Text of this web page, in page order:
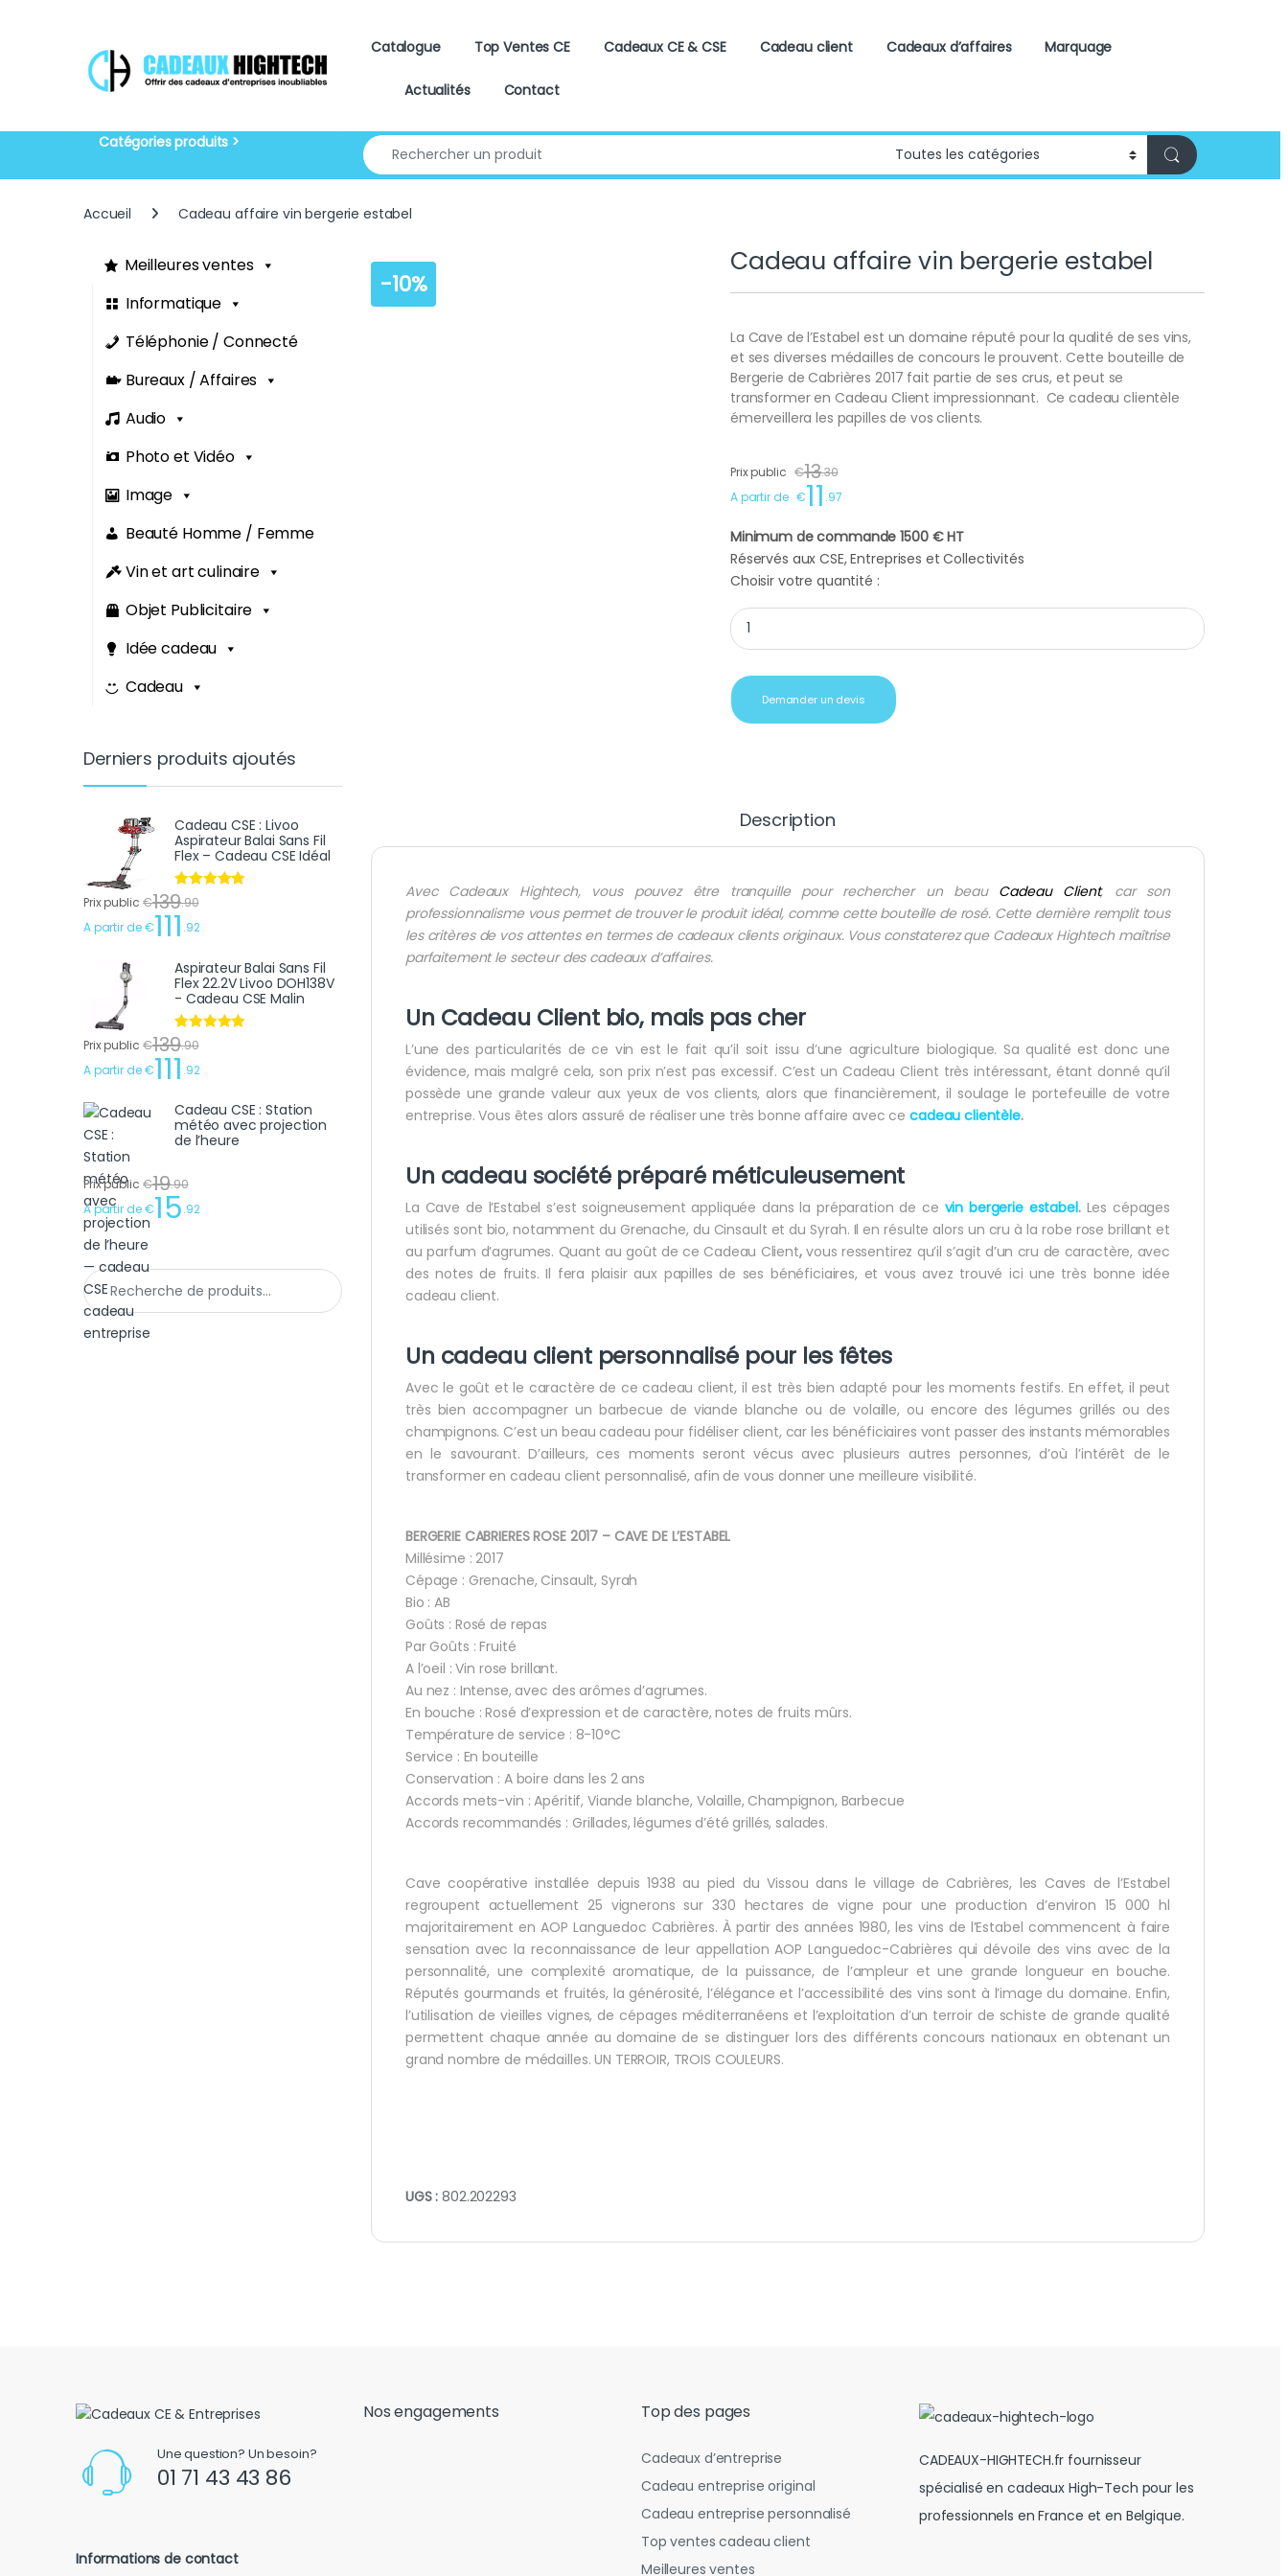
Catalogue
Top Ventes CE Cadeaux CE & CSE Cadeau client Cadeaux d’affaires Marquage
Actualités Contact
Search for:
Accueil Cadeau affaire vin bergerie estabel
-10%
Cadeau affaire vin bergerie estabel
La Cave de l’Estabel est un domaine réputé pour la qualité de ses vins,
et ses diverses médailles de concours le prouvent. Cette bouteille de
Bergerie de Cabrières 2017 fait partie de ses crus, et peut se
transformer en Cadeau Client impressionnant. Ce cadeau clientèle
émerveillera les papilles de vos clients.
Prix public €13.30
A partir de €11 .97
Minimum de commande 1500 € HT
Réservés aux CSE, Entreprises et Collectivités
Choisir votre quantité :
Cadeau affaire vin bergerie estabel quantity
Demander un devis
Description
Avec Cadeaux Hightech, vous pouvez être tranquille pour rechercher un beau Cadeau Client, car son
professionnalisme vous permet de trouver le produit idéal, comme cette bouteille de rosé. Cette dernière remplit tous
les critères de vos attentes en termes de cadeaux clients originaux. Vous constaterez que Cadeaux Hightech maîtrise
parfaitement le secteur des cadeaux d’affaires.
Un Cadeau Client bio, mais pas cher
L’une des particularités de ce vin est le fait qu’il soit issu d’une agriculture biologique. Sa qualité est donc une
évidence, mais malgré cela, son prix n’est pas excessif. C’est un Cadeau Client très intéressant, étant donné qu’il
possède une grande valeur aux yeux de vos clients, alors que financièrement, il soulage le portefeuille de votre
entreprise. Vous êtes alors assuré de réaliser une très bonne affaire avec cecadeau clientèle.
Un cadeau société préparé méticuleusement
La Cave de l’Estabel s’est soigneusement appliquée dans la préparation de ce vin bergerie estabel. Les cépages
utilisés sont bio, notamment du Grenache, du Cinsault et du Syrah. Il en résulte alors un cru à la robe rose brillant et
au parfum d’agrumes. Quant au goût de ce Cadeau Client,vous ressentirez qu’il s’agit d’un cru de caractère, avec
des notes de fruits. Il fera plaisir aux papilles de ses bénéficiaires, et vous avez trouvé ici une très bonne idée
cadeau client.
Un cadeau client personnalisé pour les fêtes
Avec le goût et le caractère de ce cadeau client, il est très bien adapté pour les moments festifs. En effet, il peut
très bien accompagner un barbecue de viande blanche ou de volaille, ou encore des légumes grillés ou des
champignons. C’est un beau cadeau pour fidéliser client, car les bénéficiaires vont passer des instants mémorables
en le savourant. D’ailleurs, ces moments seront vécus avec plusieurs autres personnes, d’où l’intérêt de le
transformer en cadeau client personnalisé, afin de vous donner une meilleure visibilité.
BERGERIE CABRIERES ROSE 2017 – CAVE DE L’ESTABEL
Millésime : 2017
Cépage : Grenache, Cinsault, Syrah
Bio : AB
Goûts : Rosé de repas
Par Goûts : Fruité
A l’oeil : Vin rose brillant.
Au nez : Intense, avec des arômes d’agrumes.
En bouche : Rosé d’expression et de caractère, notes de fruits mûrs.
Température de service : 8-10°C
Service : En bouteille
Conservation : A boire dans les 2 ans
Accords mets-vin : Apéritif, Viande blanche, Volaille, Champignon, Barbecue
Accords recommandés : Grillades, légumes d’été grillés, salades.
Cave coopérative installée depuis 1938 au pied du Vissou dans le village de Cabrières, les Caves de l’Estabel
regroupent actuellement 25 vignerons sur 330 hectares de vigne pour une production d’environ 15 000 hl
majoritairement en AOP Languedoc Cabrières. À partir des années 1980, les vins de l’Estabel commencent à faire
sensation avec la reconnaissance de leur appellation AOP Languedoc-Cabrières qui dévoile des vins avec de la
personnalité, une complexité aromatique, de la puissance, de l’ampleur et une grande longueur en bouche.
Réputés gourmands et fruités, la générosité, l’élégance et l’accessibilité des vins sont à l’image du domaine. Enfin,
l’utilisation de vieilles vignes, de cépages méditerranéens et l’exploitation d’un terroir de schiste de grande qualité
permettent chaque année au domaine de se distinguer lors des différents concours nationaux en obtenant un
grand nombre de médailles. UN TERROIR, TROIS COULEURS.
UGS :802.202293
Meilleures ventes
Informatique
Téléphonie / Connecté
Bureaux / Affaires
Audio
Photo et Vidéo
Image
Beauté Homme / Femme
Vin et art culinaire
Objet Publicitaire
Idée cadeau
Cadeau
Derniers produits ajoutés
Cadeau CSE : Livoo
Aspirateur Balai Sans Fil
Flex – Cadeau CSE Idéal
Note
sur 5
Prix public €139.90
A partir de €111 .92
Aspirateur Balai Sans Fil
Flex 22.2V Livoo DOH138V
- Cadeau CSE Malin
Note
sur 5
Prix public €139.90
A partir de €111 .92
Cadeau CSE : Station
météo avec projection
de l’heure
Prix public €19.90
A partir de €15.92
Recherche pour :
Une question? Un besoin?
01 71 43 43 86
Informations de contact
Nos engagements Top des pages
Cadeaux d’entreprise
Cadeau entreprise original
Cadeau entreprise personnalisé
Top ventes cadeau client
Meilleures ventes
CADEAUX-HIGHTECH.fr fournisseur
spécialisé en cadeaux High-Tech pour les
professionnels en France et en Belgique.